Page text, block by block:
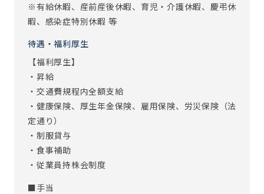
※従事すべき業務の変更：あり（変更範囲：会社の定める業
務）
※有給休暇、産前産後休暇、育児・介護休暇、慶弔休
暇、感染症特別休暇 等
待遇・福利厚生
【福利厚生】
・昇給
・交通費規程内全額支給
・健康保険、厚生年金保険、雇用保険、労災保険（法
定通り）
・制服貸与
・食事補助
・従業員持株会制度
■手当